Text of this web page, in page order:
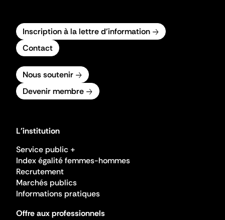
Inscription à la lettre d'information
Contact
Nous soutenir
Devenir membre
L'institution
Service public +
Index égalité femmes-hommes
Recrutement
Marchés publics
Informations pratiques
Offre aux professionnels